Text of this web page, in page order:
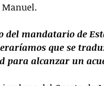
del mandatario de
que se
para alcanzar un